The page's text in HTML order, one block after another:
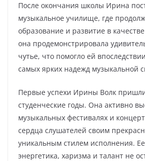
После окончания школы Ирина
музыкальное училище, где
образование и развитие в
она продемонстрировала
чутье, что помогло ей
самых ярких надежд музыкальной
Первые успехи Ирины Волк
студенческие годы. Она активно
музыкальных фестивалях и
сердца слушателей своим
уникальным стилем исполнения.
энергетика, харизма и талант не